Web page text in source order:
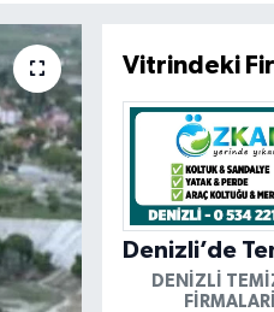
Vitrindeki
DENIZLI
FIRMALARI